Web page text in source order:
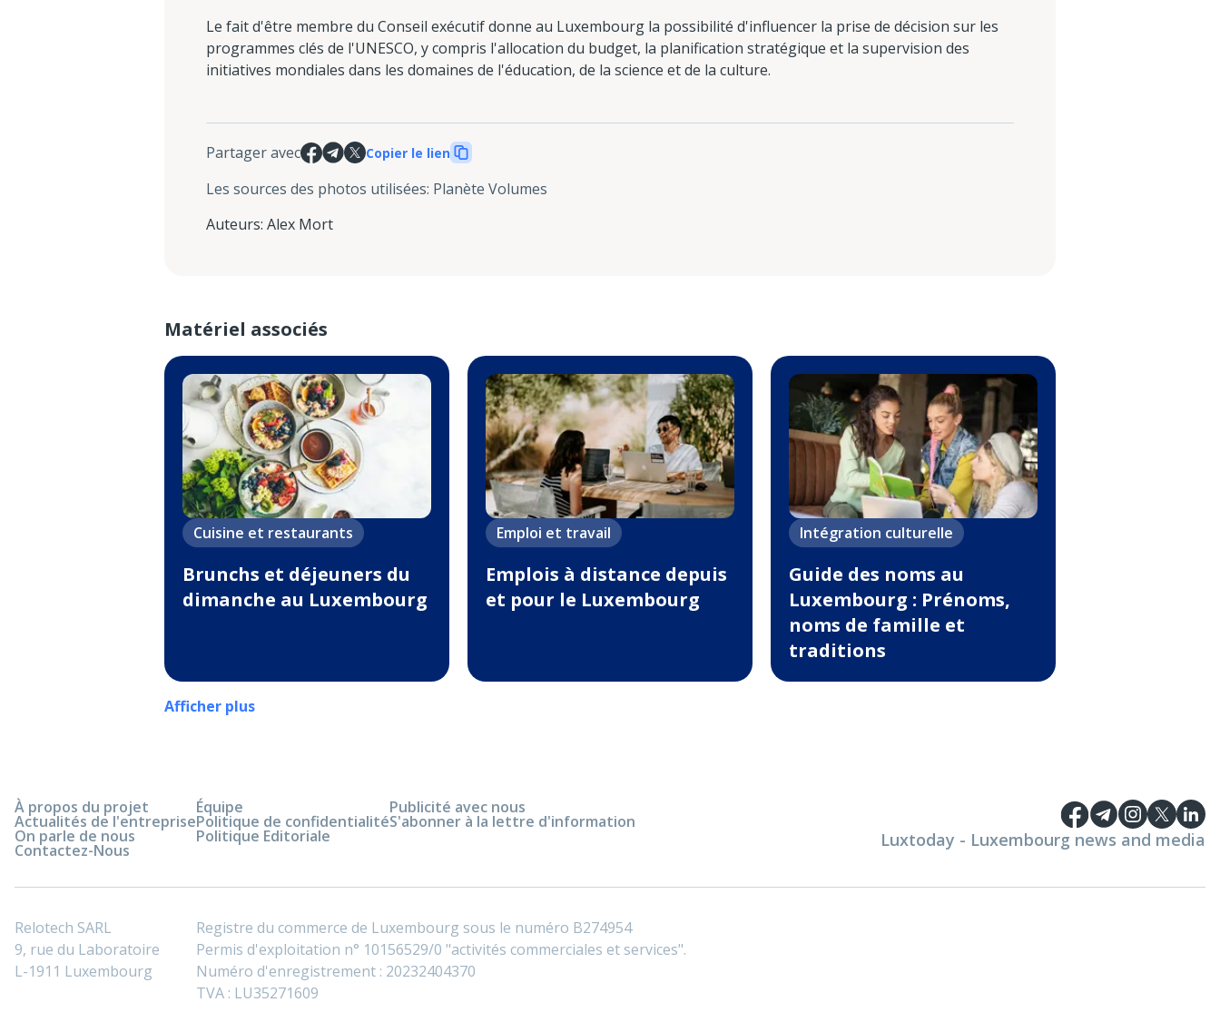
Le fait d'être membre du Conseil exécutif donne au Luxembourg la possibilité d'influencer la prise de décision sur les
programmes clés de l'UNESCO, y compris l'allocation du budget, la planification stratégique et la supervision des
initiatives mondiales dans les domaines de l'éducation, de la science et de la culture.
Partager avec Copier le lien
Les sources des photos utilisées: Planète Volumes
Auteurs: Alex Mort
Matériel associés
Cuisine et restaurants
Brunchs et déjeuners du
dimanche au Luxembourg
Emploi et travail
Emplois à distance depuis
et pour le Luxembourg
Intégration culturelle
Guide des noms au
Luxembourg : Prénoms,
noms de famille et
traditions
Afficher plus
À propos du projet
Actualités de l'entreprise
On parle de nous
Contactez-Nous
Équipe
Politique de confidentialité
Politique Editoriale
Publicité avec nous
S'abonner à la lettre d'information
Luxtoday - Luxembourg news and media
Relotech SARL
9, rue du Laboratoire
L-1911 Luxembourg
Registre du commerce de Luxembourg sous le numéro B274954
Permis d'exploitation n° 10156529/0 "activités commerciales et services".
Numéro d'enregistrement : 20232404370
TVA : LU35271609